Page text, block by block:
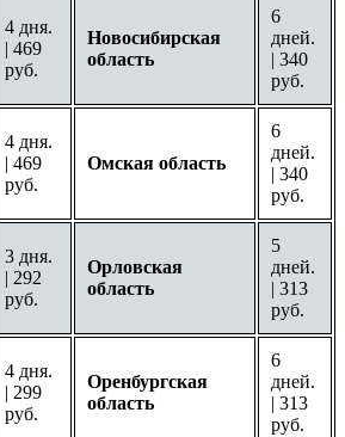
4 дня.
| 469
руб.
Новосибирская
область
6
дней.
| 340
руб.
4 дня.
| 469
руб.
Омская область
6
дней.
| 340
руб.
3 дня.
| 292
руб.
Орловская
область
5
дней.
| 313
руб.
4 дня.
| 299
руб.
Оренбургская
область
6
дней.
| 313
руб.